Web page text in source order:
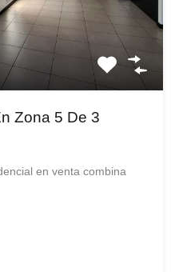
Zona 5 De 3
en venta combina